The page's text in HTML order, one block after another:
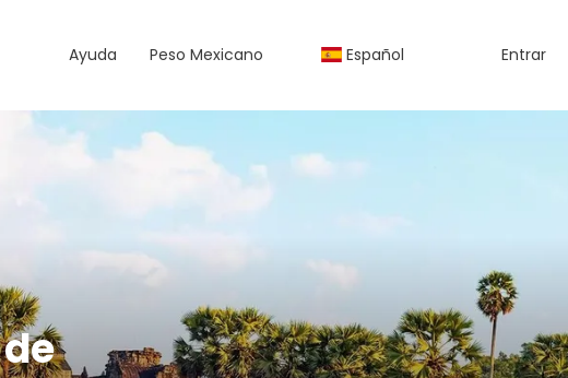
Ayuda Peso Mexicano Español Entrar